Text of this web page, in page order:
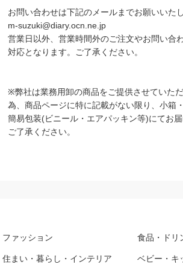
お問い合わせは下記のメールまでお願いいたし
m-suzuki@diary.ocn.ne.jp
営業日以外、営業時間外のご注文やお問い合
対応となります。ご了承ください。
※弊社は業務用卸の商品をご提供させていた
為、商品ページに特に記載がない限り、小箱
簡易包装(ビニール・エアパッキン等)にてお
ご了承ください。
ファッション 食品・ドリ
住まい・暮らし・インテリア ベビー・キ